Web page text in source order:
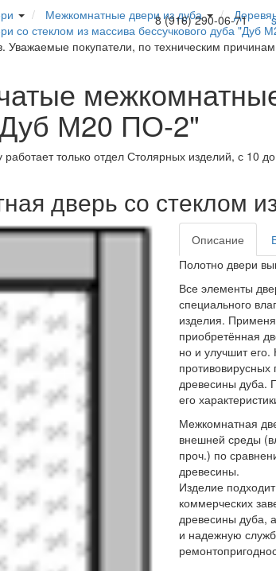
8 (916) 290-06-71
Межкомнатные двери из дуба
со стеклом из массива бессучкового дуба "Дуб
Уважаемые покупатели, по техническим
М20 ПО-2"
работает только отдел Столярных изделий, с 10
дверь со стеклом
Описание
Полотно двери
Все элементы
специального
изделия.
приобретённая
но и улучшит
древесины дуба.
его
Межкомнатная
внешней среды
проч.) по
древесины.
Изделие
коммерческих
древесины дуба,
и надежную